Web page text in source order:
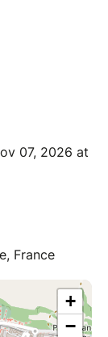
07, 2026 at
France
+
−